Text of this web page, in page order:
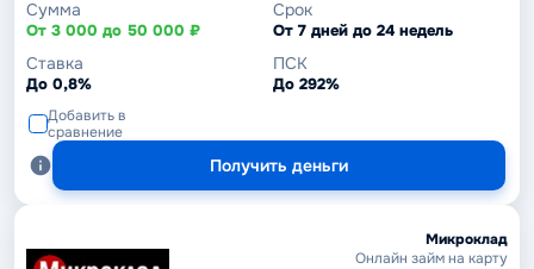
Сумма
От 3 000 до 50 000 ₽
Срок
От 7 дней до 24 недель
Ставка
До 0,8%
ПСК
До 292%
Добавить в
сравнение
Получить деньги
Микроклад
Онлайн займ на карту